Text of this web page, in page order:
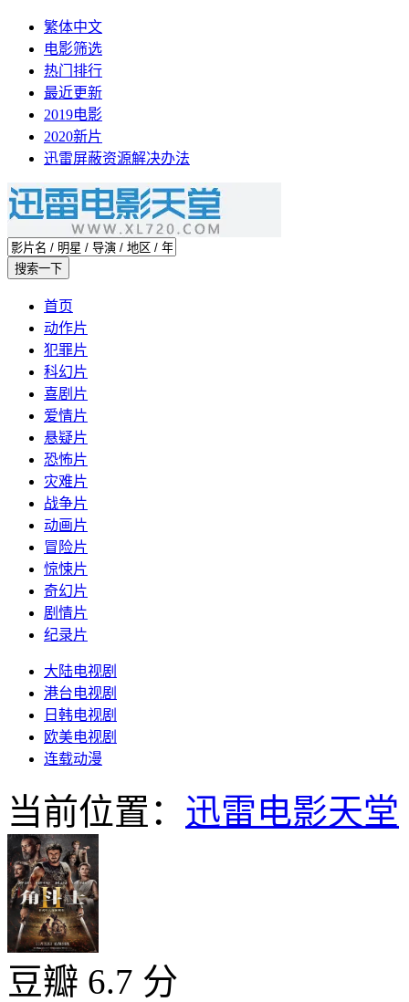
繁体中文
电影筛选
热门排行
最近更新
2019电影
2020新片
迅雷屏蔽资源解决办法
首页
动作片
犯罪片
科幻片
喜剧片
爱情片
悬疑片
恐怖片
灾难片
战争片
动画片
冒险片
惊悚片
奇幻片
剧情片
纪录片
大陆电视剧
港台电视剧
日韩电视剧
欧美电视剧
连载动漫
当前位置： 迅雷电影天堂
豆瓣 6.7 分